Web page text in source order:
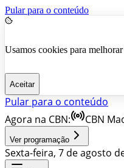
Pular para o conteúdo
Usamos cookies para
Aceitar
Pular para o conteúdo
Agora na CBN:
CBN
Ver programação
Sexta-feira, 7 de agosto